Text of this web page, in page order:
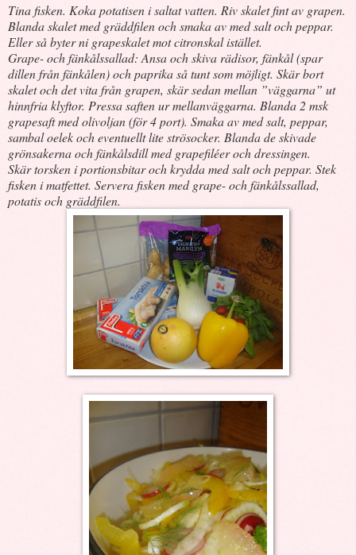
Tina fisken. Koka potatisen i saltat vatten. Riv skalet fint av grapen.
Blanda skalet med gräddfilen och smaka av med salt och peppar.
Eller så byter ni grapeskalet mot citronskal istället.
Grape- och fänkålssallad: Ansa och skiva rädisor, fänkål (spar
dillen från fänkålen) och paprika så tunt som möjligt. Skär bort
skalet och det vita från grapen, skär sedan mellan ”väggarna” ut
hinnfria klyftor. Pressa saften ur mellanväggarna. Blanda 2 msk
grapesaft med olivoljan (för 4 port). Smaka av med salt, peppar,
sambal oelek och eventuellt lite strösocker. Blanda de skivade
grönsakerna och fänkålsdill med grapefiléer och dressingen.
Skär torsken i portionsbitar och krydda med salt och peppar. Stek
fisken i matfettet. Servera fisken med grape- och fänkålssallad,
potatis och gräddfilen.